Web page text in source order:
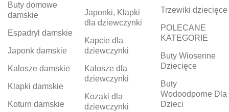
Buty domowe
damskie
Espadryl damskie
Japonk damskie
Kalosze damskie
Klapki damskie
Koturn damskie
Japonki, Klapki
dla dziewczynki
Kapcie dla
dziewczynki
Kalosze dla
dziewczynki
Kozaki dla
dziewczynki
Trzewiki dziecięce
POLECANE
KATEGORIE
Buty Wiosenne
Dziecięce
Buty
Wodoodporne Dla
Dzieci